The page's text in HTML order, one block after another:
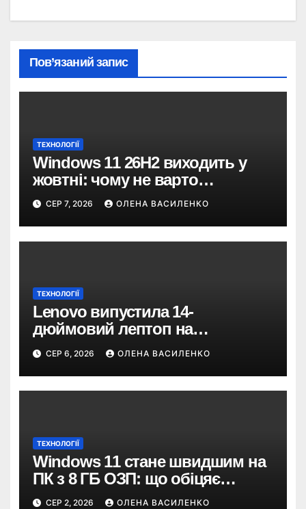
Пов’язаний запис
ТЕХНОЛОГІЇ
Windows 11 26H2 виходить у
жовтні: чому не варто
пропускати це оновлення
СЕР 7, 2026 ОЛЕНА ВАСИЛЕНКО
ТЕХНОЛОГІЇ
Lenovo випустила 14-
дюймовий лептоп на
Snapdragon X2 з автономністю
понад 33 години
СЕР 6, 2026 ОЛЕНА ВАСИЛЕНКО
ТЕХНОЛОГІЇ
Windows 11 стане швидшим на
ПК з 8 ГБ ОЗП: що обіцяє
Microsoft
СЕР 2, 2026 ОЛЕНА ВАСИЛЕНКО